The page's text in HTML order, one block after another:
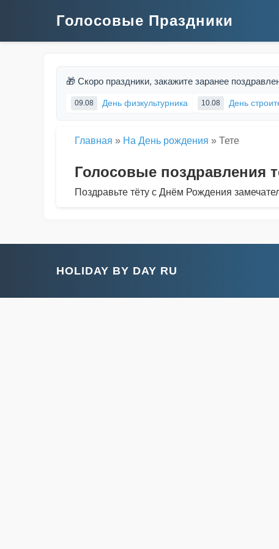
Голосовые Праздники
🎁 Скоро праздники, закажите заранее
09.08 День физкультурника 10.08 День
Главная » На День рождения » Тете
Голосовые поздравления
Поздравьте тёту с Днём Рождения
HOLIDAY BY DAY RU